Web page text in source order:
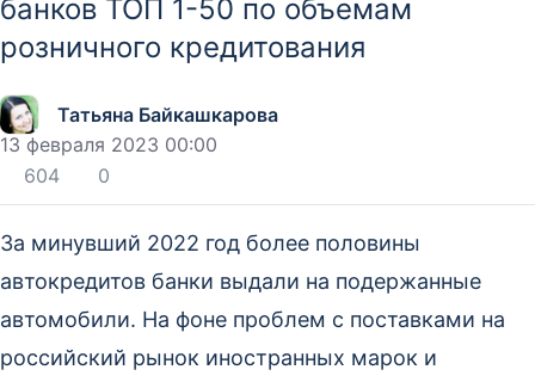
банков ТОП 1-50 по объемам
розничного кредитования
Татьяна Байкашкарова
13 февраля 2023 00:00
604
0
За минувший 2022 год более половины
автокредитов банки выдали на подержанные
автомобили. На фоне проблем с поставками на
российский рынок иностранных марок и